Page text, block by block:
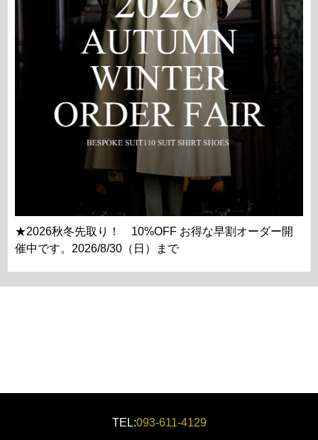
★2026秋冬先取り！ 10%OFF お得な早割オーダー開
催中です。2026/8/30（日）まで
TEL:093-611-4129